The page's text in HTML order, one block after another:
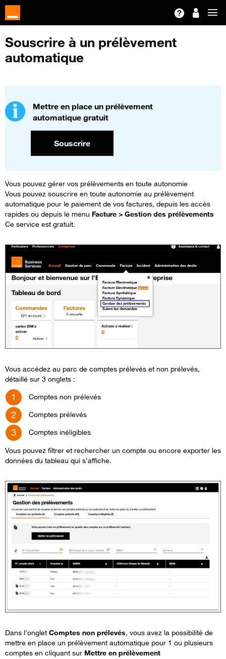
Souscrire à un prélèvement
automatique
Mettre en place un prélèvement
automatique gratuit
Souscrire
Vous pouvez gérer vos prélèvements en toute autonomie
Vous pouvez souscrire en toute autonomie au prélèvement
automatique pour le paiement de vos factures, depuis les accès
rapides ou depuis le menu Facture > Gestion des prélèvements
Ce service est gratuit.
Vous accédez au parc de comptes prélevés et non prélevés,
détaillé sur 3 onglets :
Comptes non prélevés
Comptes prélevés
Comptes inéligibles
Vous pouvez filtrer et rechercher un compte ou encore exporter les
données du tableau qui s'affiche.
Dans l'onglet Comptes non prélevés, vous avez la possibilité de
mettre en place un prélèvement automatique pour 1 ou plusieurs
comptes en cliquant sur Mettre en prélèvement